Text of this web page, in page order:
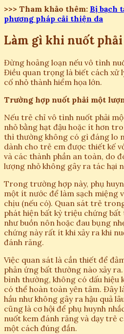
>>> Tham khảo thêm: Bị bạch
phương pháp cải thiện da
Làm gì khi nuốt
Đừng hoảng loạn nếu vô tình
Điều quan trọng là biết cách xử
cố nhỏ thành hiểm họa lớn.
Trường hợp nuốt phải một
Nếu trẻ chỉ vô tình nuốt phải
nhỏ bằng hạt đậu hoặc ít hơn
thì thường không có gì đáng lo
dành cho trẻ em được thiết kế
và các thành phần an toàn, do
lượng nhỏ không gây ra tác hại
Trong trường hợp này, phụ
một ít nước để làm sạch miệng
chịu (nếu có). Quan sát trẻ
phát hiện bất kỳ triệu chứng bất
như buồn nôn hoặc đau bụng
chứng này rất ít khi xảy ra khi
đánh răng.
Việc quan sát là cần thiết để
phản ứng bất thường nào xảy
bình thường, không có dấu hiệu
có thể hoàn toàn yên tâm. Đây
hầu như không gây ra hậu quả
cũng là cơ hội để phụ huynh
nuốt kem đánh răng và dạy trẻ
một cách đúng đắn.